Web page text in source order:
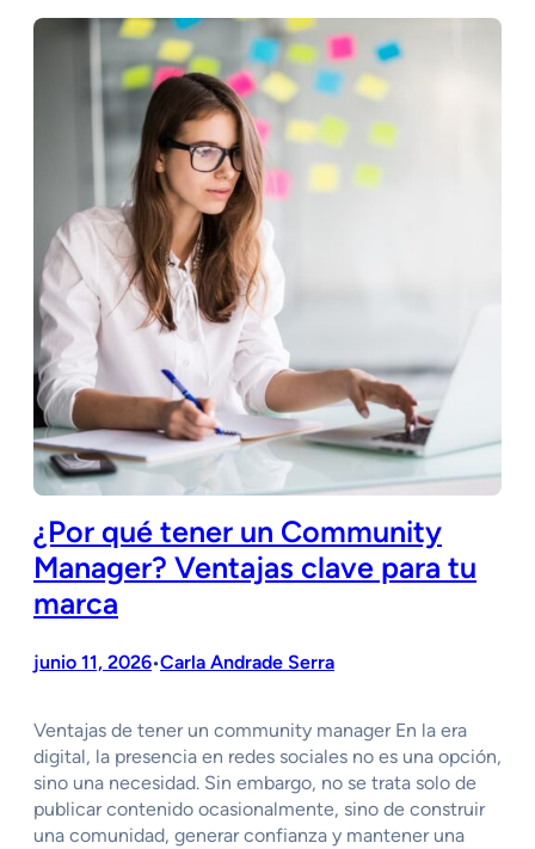
¿Por qué tener un Community
Manager? Ventajas clave para tu
marca
junio 11, 2026•Carla Andrade Serra
Ventajas de tener un community manager En la era
digital, la presencia en redes sociales no es una opción,
sino una necesidad. Sin embargo, no se trata solo de
publicar contenido ocasionalmente, sino de construir
una comunidad, generar confianza y mantener una